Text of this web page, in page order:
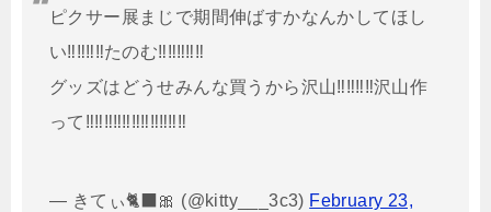
ピクサー展まじで期間伸ばすかなんかしてほし
い‼️‼️‼️‼️たのむ‼️‼️‼️‼️‼️
グッズはどうせみんな買うから沢山‼️‼️‼️‼️沢山作
って‼️‼️‼️‼️‼️‼️‼️‼️‼️‼️‼️
— きてぃ🐈‍⬛🎀 (@kitty___3c3) February 23,